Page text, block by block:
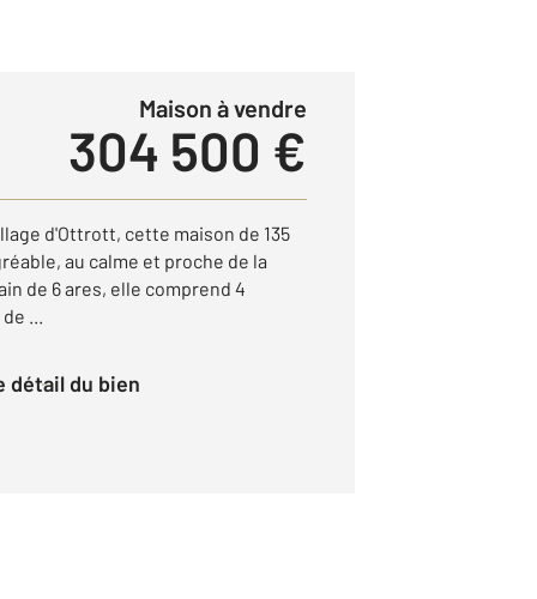
Maison à vendre
304 500 €
d'Ottrott, cette maison de 135
au calme et proche de la
de 6 ares, elle comprend 4
...
détail du bien